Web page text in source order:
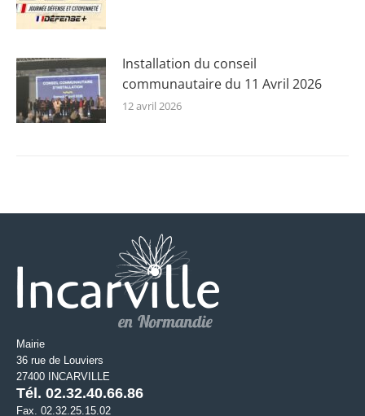
Installation du conseil
communautaire du 11 Avril 2026
12 avril 2026
Mairie
36 rue de Louviers
27400 INCARVILLE
Tél. 02.32.40.66.86
Fax. 02.32.25.15.02